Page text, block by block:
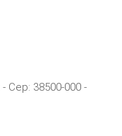
- Cep: 38500-000 -